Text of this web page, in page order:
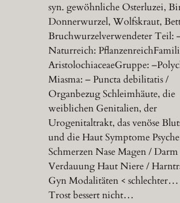
syn. gewöhnliche Osterluzei,
Donnerwurzel, Wolfskraut,
Bruchwurzelverwendeter Teil:
Naturreich:
AristolochiaceaeGruppe:
Miasma: – Puncta debilitatis /
Organbezug Schleimhäute, die
weiblichen Genitalien, der
Urogenitaltrakt, das venöse
und die Haut Symptome
Schmerzen Nase Magen /
Verdauung Haut Niere /
Gyn Modalitäten < schlechter…
Trost bessert nicht…